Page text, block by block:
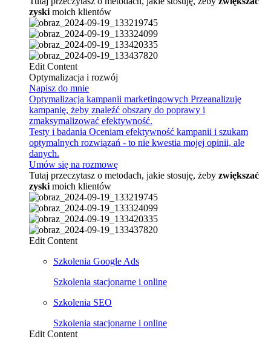
zyski moich klientów
Edit Content
Optymalizacja i rozwój
Napisz do mnie
Optymalizacja kampanii marketingowych Przeanalizuję
kampanię, żeby znaleźć obszary do poprawy i
zmaksymalizować efektywność.
Testy i badania Oceniam efektywność kampanii i szukam
optymalnych rozwiązań - to nie kwestia mojej opinii, ale
danych.
Umów się na rozmowę
Tutaj przeczytasz o metodach, jakie stosuję, żeby zwiększać
zyski moich klientów
Edit Content
Szkolenia Google Ads
Szkolenia stacjonarne i online
Szkolenia SEO
Szkolenia stacjonarne i online
Edit Content